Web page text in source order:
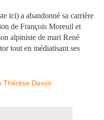
ici) a abandonné sa carrière
de François Moreuil et
alpiniste de mari René
tout en médiatisant ses